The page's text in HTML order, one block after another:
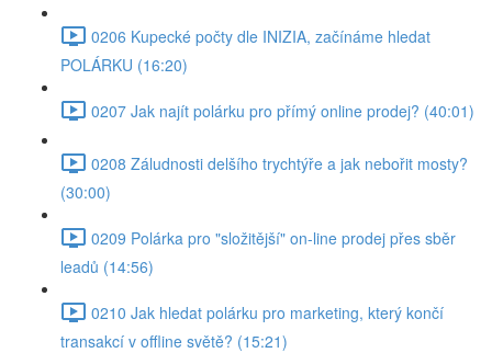
0206 Kupecké počty dle INIZIA, začínáme hledat
POLÁRKU (16:20)
0207 Jak najít polárku pro přímý online prodej? (40:01)
0208 Záludnosti delšího trychtýře a jak nebořit mosty?
(30:00)
0209 Polárka pro "složitější" on-line prodej přes sběr
leadů (14:56)
0210 Jak hledat polárku pro marketing, který končí
transakcí v offline světě? (15:21)